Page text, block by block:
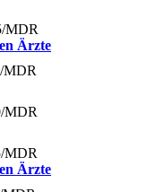
/MDR
Ärzte
/MDR
/MDR
/MDR
Ärzte